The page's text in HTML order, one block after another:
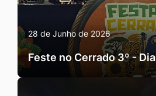
28 de Junho de 2026
Feste no Cerrado 3º - Dia